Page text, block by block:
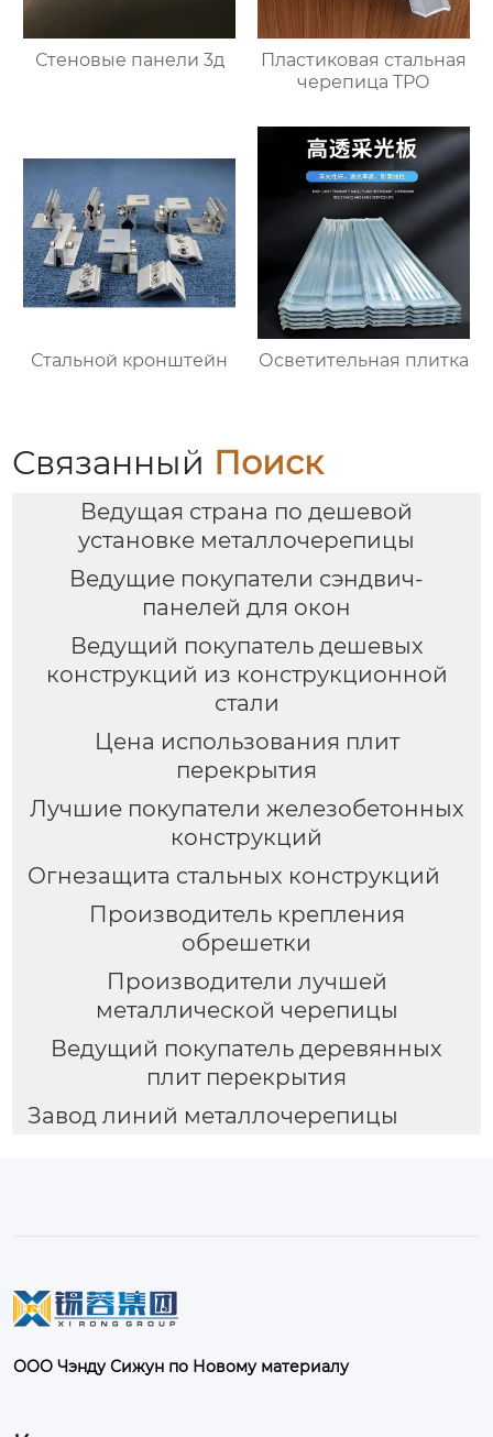
Стеновые панели 3д
Пластиковая стальная
черепица TPO
Стальной кронштейн Осветительная плитка
Связанный Поиск
Ведущая страна по дешевой
установке металлочерепицы
Ведущие покупатели сэндвич-
панелей для окон
Ведущий покупатель дешевых
конструкций из конструкционной
стали
Цена использования плит
перекрытия
Лучшие покупатели железобетонных
конструкций
Огнезащита стальных конструкций
Производитель крепления
обрешетки
Производители лучшей
металлической черепицы
Ведущий покупатель деревянных
плит перекрытия
Завод линий металлочерепицы
ООО Чэнду Сижун по Новому материалу